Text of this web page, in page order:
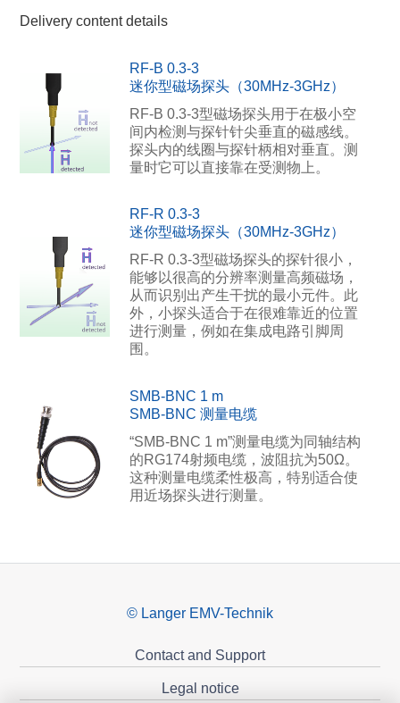
Delivery content details
RF-B 0.3-3
迷你型磁场探头（30MHz-3GHz）
RF-B 0.3-3型磁场探头用于在极小空
间内检测与探针针尖垂直的磁感线。
探头内的线圈与探针柄相对垂直。测
量时它可以直接靠在受测物上。
RF-R 0.3-3
迷你型磁场探头（30MHz-3GHz）
RF-R 0.3-3型磁场探头的探针很小，
能够以很高的分辨率测量高频磁场，
从而识别出产生干扰的最小元件。此
外，小探头适合于在很难靠近的位置
进行测量，例如在集成电路引脚周
围。
SMB-BNC 1 m
SMB-BNC 测量电缆
“SMB-BNC 1 m”测量电缆为同轴结构
的RG174射频电缆，波阻抗为50Ω。
这种测量电缆柔性极高，特别适合使
用近场探头进行测量。
© Langer EMV-Technik
Contact and Support
Legal notice